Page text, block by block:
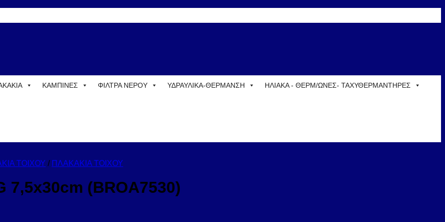
ΚΑΜΠΙΝΕΣ ΦΙΛΤΡΑ ΝΕΡΟΥ ΥΔΡΑΥΛΙΚΑ-ΘΕΡΜΑΝΣΗ ΗΛΙΑΚΑ - ΘΕΡΜ/ΩΝΕΣ- ΤΑΧΥΘΕΡΜΑΝΤΗΡΕΣ
ΤΟΙΧΟΥ / ΠΛΑΚΑΚΙΑ ΤΟΙΧΟΥ
7,5x30cm (BROA7530)